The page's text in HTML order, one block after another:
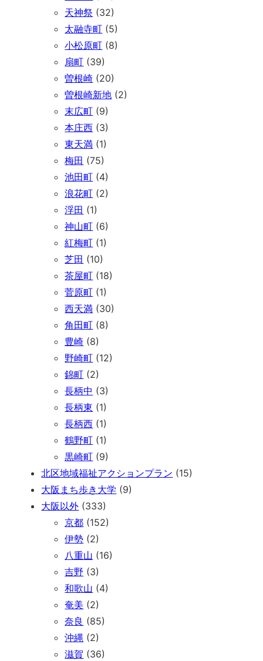
天神祭 (32)
太融寺町 (5)
小松原町 (8)
扇町 (39)
曽根崎 (20)
曽根崎新地 (2)
末広町 (9)
本庄西 (3)
東天満 (1)
梅田 (75)
池田町 (4)
浪花町 (2)
浮田 (1)
神山町 (6)
紅梅町 (1)
芝田 (10)
茶屋町 (18)
菅原町 (1)
西天満 (30)
角田町 (8)
豊崎 (8)
野崎町 (12)
錦町 (2)
長柄中 (3)
長柄東 (1)
長柄西 (1)
鶴野町 (1)
黒崎町 (9)
北区地域福祉アクションプラン (15)
大阪まち歩き大学 (9)
大阪以外 (333)
京都 (152)
伊勢 (2)
八重山 (16)
吉野 (3)
和歌山 (4)
奄美 (2)
奈良 (85)
沖縄 (2)
滋賀 (36)